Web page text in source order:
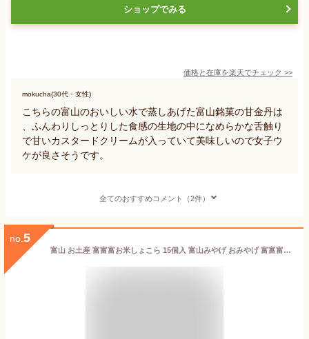
ショップでみる
価格と在庫を楽天でチェック >>
mokucha(30代・女性)
こちらの富山のおいしい水で蒸しあげた富山銘菓の甘金丹は
、ふんわりしっとりした食感の生地の中になめらかな舌触り
で甘いカスタードクリームが入っていて美味しいので女子ウ
ケが良さそうです。
全てのおすすめコメント（2件）
no. 5
富山 お土産 富富富お米しょこら 15個入 富山みやげ おみやげ 富富富 お米 チョコ パフ【夏季冷蔵】